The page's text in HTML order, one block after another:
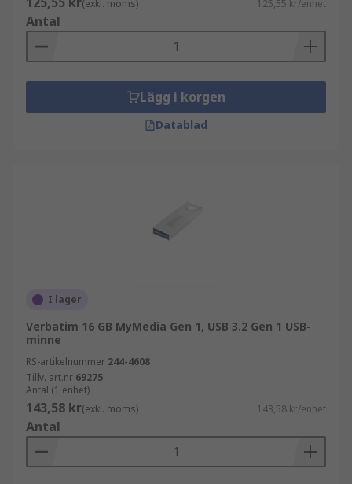
(exkl. moms) 125,55 kr/enhet
Antal
Lägg i korgen
Datablad
I lager
Verbatim 16 GB MyMedia Gen 1, USB 3.2 Gen 1 USB-
minne
RS-artikelnummer 244-4608
Tillv. art.nr 69275
Antal (1 enhet)
143,58 kr(exkl. moms) 143,58 kr/enhet
Antal